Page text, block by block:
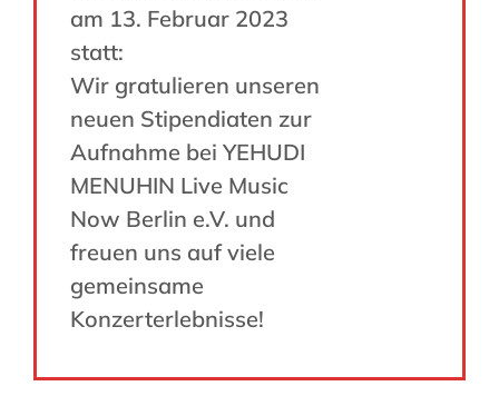
am 13. Februar 2023
statt:
Wir gratulieren unseren
neuen Stipendiaten zur
Aufnahme bei YEHUDI
MENUHIN Live Music
Now Berlin e.V. und
freuen uns auf viele
gemeinsame
Konzerterlebnisse!